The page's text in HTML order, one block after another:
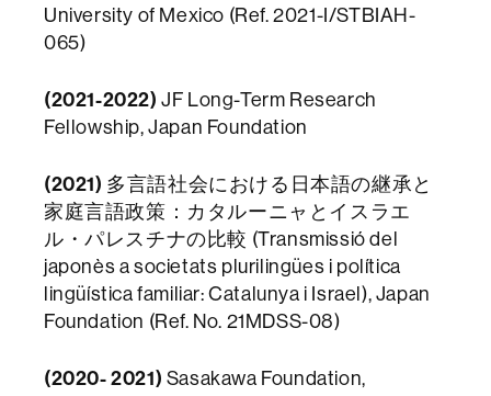
University of Mexico (Ref. 2021-I/STBIAH-
065)
(2021-2022) JF Long-Term Research
Fellowship, Japan Foundation
(2021) 多言語社会における日本語の継承と
家庭言語政策：カタルーニャとイスラエ
ル・パレスチナの比較 (Transmissió del
japonès a societats plurilingües i política
lingüística familiar: Catalunya i Israel), Japan
Foundation (Ref. No. 21MDSS-08)
(2020- 2021) Sasakawa Foundation,